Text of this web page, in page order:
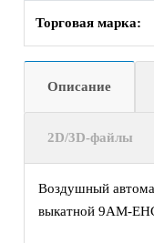
Торговая марка:
Описание
2D/3D-файлы
Воздушный
выкатной 9AM-